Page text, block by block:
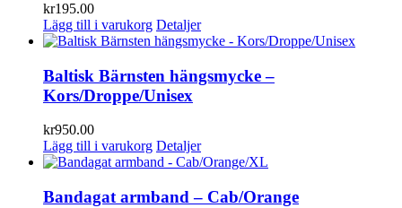
kr195.00
Lägg till i varukorg Detaljer
Baltisk Bärnsten hängsmycke –
Kors/Droppe/Unisex
kr950.00
Lägg till i varukorg Detaljer
Bandagat armband – Cab/Orange